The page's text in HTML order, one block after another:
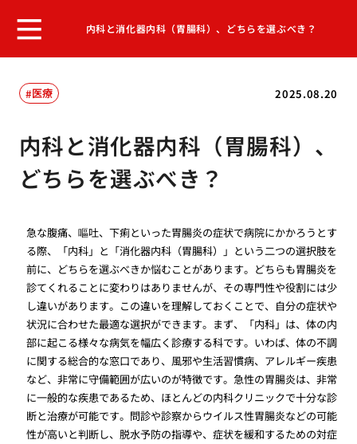
内科と消化器内科（胃腸科）、どちらを選ぶべき？
2025.08.20
医療
内科と消化器内科（胃腸科）、
どちらを選ぶべき？
急な腹痛、嘔吐、下痢といった胃腸炎の症状で病院にかかろうとす
る際、「内科」と「消化器内科（胃腸科）」という二つの選択肢を
前に、どちらを選ぶべきか悩むことがあります。どちらも胃腸炎を
診てくれることに変わりはありませんが、その専門性や役割には少
し違いがあります。この違いを理解しておくことで、自分の症状や
状況に合わせた最適な選択ができます。まず、「内科」は、体の内
部に起こる様々な病気を幅広く診療する科です。いわば、体の不調
に関する総合的な窓口であり、風邪や生活習慣病、アレルギー疾患
など、非常に守備範囲が広いのが特徴です。急性の胃腸炎は、非常
に一般的な疾患であるため、ほとんどの内科クリニックで十分な診
断と治療が可能です。問診や診察からウイルス性胃腸炎などの可能
性が高いと判断し、脱水予防の指導や、症状を緩和するための対症